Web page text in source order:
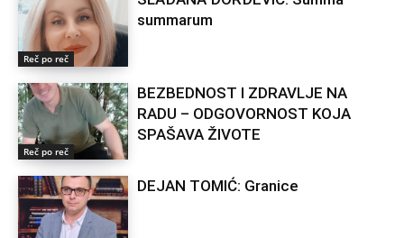
Krema ili sprej za sunčanje? Dermatolozi
otkrili šta je bolji izbor
Horoskop za 7. avgust: Ribama i Škorpiji dan
za provod i zabavu, Strijelcu za odmor, Ovnu
za tajne ljubavi
Pramenovi bez farbanja i oštećenja kose